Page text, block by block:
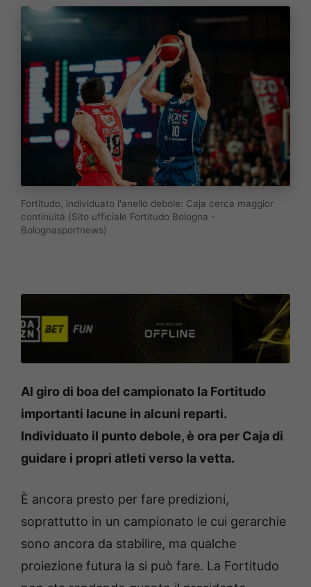
Fortitudo, individuato l'anello debole: Caja cerca maggior
continuità (Sito ufficiale Fortitudo Bologna -
Bolognasportnews)
Al giro di boa del campionato la Fortitudo
importanti lacune in alcuni reparti.
Individuato il punto debole, è ora per Caja di
guidare i propri atleti verso la vetta.
È ancora presto per fare predizioni,
soprattutto in un campionato le cui gerarchie
sono ancora da stabilire, ma qualche
proiezione futura la si può fare. La Fortitudo